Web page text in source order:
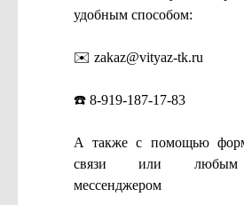
удобным способом:
✉️ zakaz@vityaz-tk.ru
☎️ 8-919-187-17-83
А также с помощью
связи или любым
мессенджером